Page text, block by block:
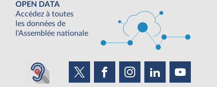
OPEN DATA
Accédez à toutes
les données de
l'Assemblée nationale